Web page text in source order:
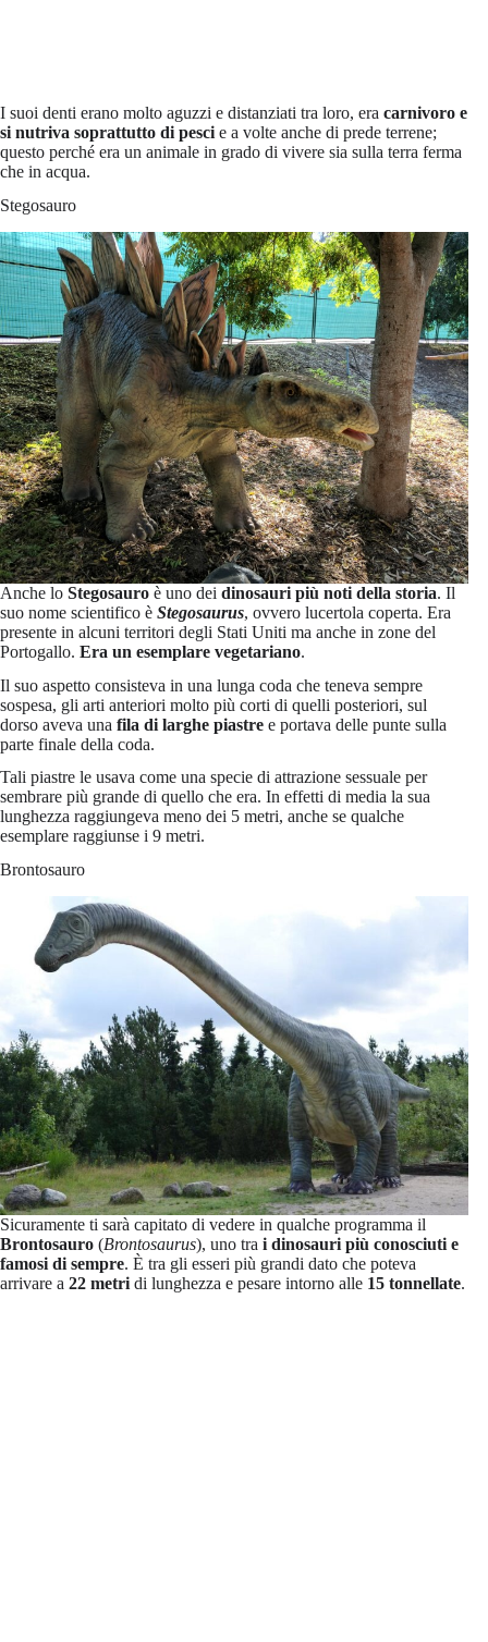
I suoi denti erano molto aguzzi e distanziati tra loro, era carnivoro e
si nutriva soprattutto di pesci e a volte anche di prede terrene;
questo perché era un animale in grado di vivere sia sulla terra ferma
che in acqua.
Stegosauro
Anche lo Stegosauro è uno dei dinosauri più noti della storia. Il
suo nome scientifico è Stegosaurus, ovvero lucertola coperta. Era
presente in alcuni territori degli Stati Uniti ma anche in zone del
Portogallo. Era un esemplare vegetariano.
Il suo aspetto consisteva in una lunga coda che teneva sempre
sospesa, gli arti anteriori molto più corti di quelli posteriori, sul
dorso aveva una fila di larghe piastre e portava delle punte sulla
parte finale della coda.
Tali piastre le usava come una specie di attrazione sessuale per
sembrare più grande di quello che era. In effetti di media la sua
lunghezza raggiungeva meno dei 5 metri, anche se qualche
esemplare raggiunse i 9 metri.
Brontosauro
Sicuramente ti sarà capitato di vedere in qualche programma il
Brontosauro (Brontosaurus), uno tra i dinosauri più conosciuti e
famosi di sempre. È tra gli esseri più grandi dato che poteva
arrivare a 22 metri di lunghezza e pesare intorno alle 15 tonnellate.